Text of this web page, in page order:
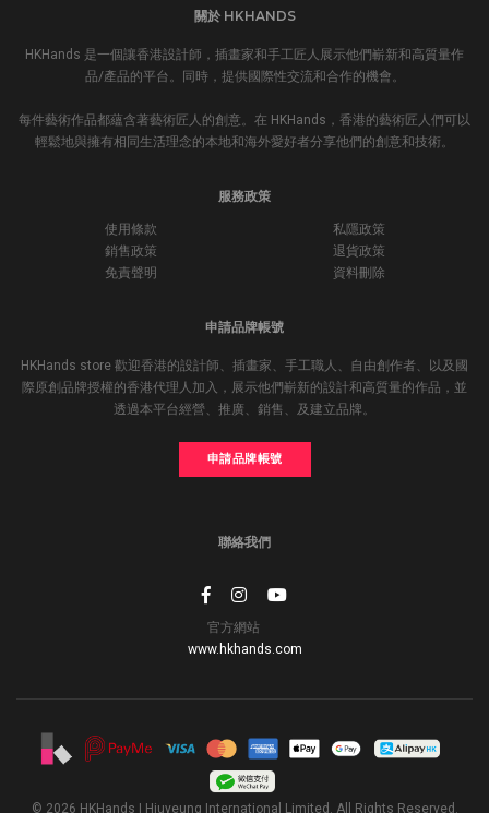
關於 HKHANDS
HKHands 是一個讓香港設計師，插畫家和手工匠人展示他們嶄新和高質量作
品/產品的平台。同時，提供國際性交流和合作的機會。
每件藝術作品都蘊含著藝術匠人的創意。在 HKHands，香港的藝術匠人們可以
輕鬆地與擁有相同生活理念的本地和海外愛好者分享他們的創意和技術。
服務政策
使用條款
私隱政策
銷售政策
退貨政策
免責聲明
資料刪除
申請品牌帳號
HKHands store 歡迎香港的設計師、插畫家、手工職人、自由創作者、以及國
際原創品牌授權的香港代理人加入，展示他們嶄新的設計和高質量的作品，並
透過本平台經營、推廣、銷售、及建立品牌。
申請品牌帳號
聯絡我們
官方網站
www.hkhands.com
© 2026 HKHands | Hiuyeung International Limited. All Rights Reserved.